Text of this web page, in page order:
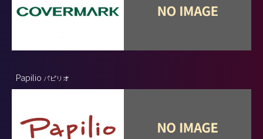
Papilio パピリオ